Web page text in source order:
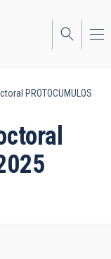
PROTOCUMULOS